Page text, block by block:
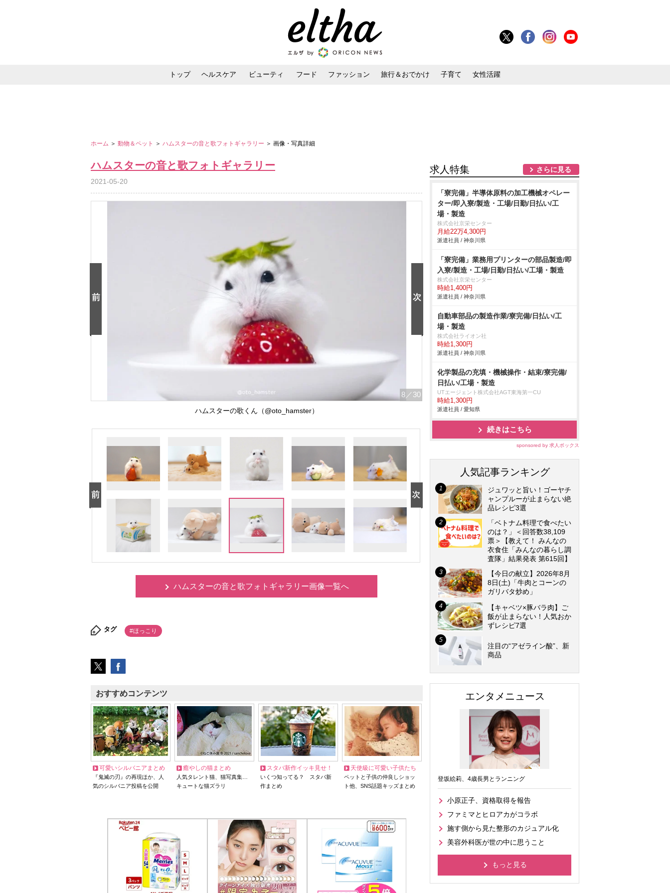
トップ ヘルスケア ビューティ フード ファッション 旅行＆おでかけ 子育て 女性活躍
ホーム ＞ 動物＆ペット ＞ ハムスターの音と歌フォトギャラリー ＞ 画像・写真詳細
ハムスターの音と歌フォトギャラリー
2021-05-20
8 ／30
ハムスターの歌くん（@oto_hamster）
ハムスターの音と歌フォトギャラリー画像一覧へ
タグ #ほっこり
おすすめコンテンツ
可愛いシルバニアまとめ
『鬼滅の刃』の再現ほか、人
気のシルバニア投稿を公開
癒やしの猫まとめ
人気タレント猫、猫写真集…
キュートな猫ズラリ
スタバ新作イッキ見せ！
いくつ知ってる？ スタバ新
作まとめ
天使級に可愛い子供たち
ペットと子供の仲良しショッ
ト他、SNS話題キッズまとめ
求人特集 さらに見る
「寮完備」半導体原料の加工機械オペレー
ター/即入寮/製造・工場/日勤/日払い/工
場・製造
株式会社京栄センター
月給22万4,300円
派遣社員 / 神奈川県
「寮完備」業務用プリンターの部品製造/即
入寮/製造・工場/日勤/日払い/工場・製造
株式会社京栄センター
時給1,400円
派遣社員 / 神奈川県
自動車部品の製造作業/寮完備/日払い/工
場・製造
株式会社ライオン社
時給1,300円
派遣社員 / 神奈川県
化学製品の充填・機械操作・結束/寮完備/
日払い/工場・製造
UTエージェント株式会社AGT東海第一CU
時給1,300円
派遣社員 / 愛知県
続きはこちら
sponsored by 求人ボックス
人気記事ランキング
ジュワッと旨い！ゴーヤチ
ャンプルーが止まらない絶
品レシピ3選
「ベトナム料理で食べたい
のは？」＜回答数38,109
票＞【教えて！ みんなの
衣食住「みんなの暮らし調
査隊」結果発表 第615回】
【今日の献立】2026年8月
8日(土)「牛肉とコーンの
ガリバタ炒め」
【キャベツ×豚バラ肉】ご
飯が止まらない！人気おか
ずレシピ7選
注目の“アゼライン酸”、新
商品
エンタメニュース
登坂絵莉、4歳長男とランニング
小原正子、資格取得を報告
ファミマとヒロアカがコラボ
施す側から見た整形のカジュアル化
美容外科医が世の中に思うこと
もっと見る